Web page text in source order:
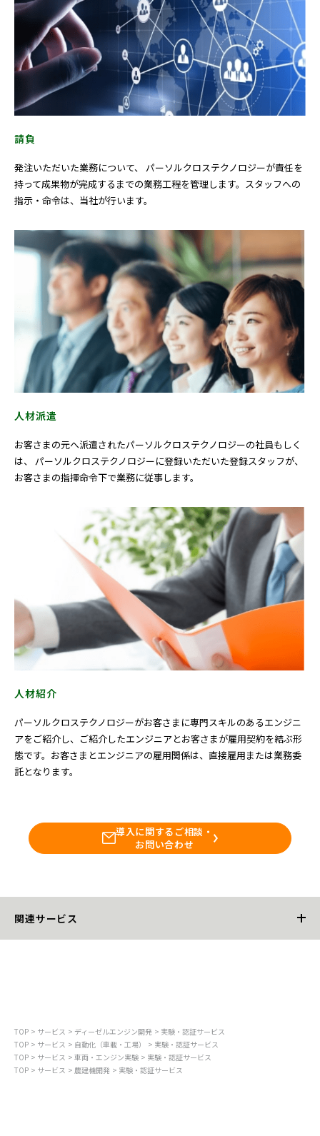
関連サービス
実験・認証サービス
請負
発注いただいた業務について、 パーソルクロステクノロジーが責任を
持って成果物が完成するまでの業務工程を管理します。スタッフへの
指示・命令は、当社が行います。
人材派遣
お客さまの元へ派遣されたパーソルクロステクノロジーの社員もしく
は、 パーソルクロステクノロジーに登録いただいた登録スタッフが、
お客さまの指揮命令下で業務に従事します。
人材紹介
パーソルクロステクノロジーがお客さまに専門スキルのあるエンジニ
アをご紹介し、ご紹介したエンジニアとお客さまが雇用契約を結ぶ形
態です。お客さまとエンジニアの雇用関係は、直接雇用または業務委
託となります。
導入に関するご相談・
お問い合わせ
TOP サービス ディーゼルエンジン開発
実験・認証サービス
TOP
サービス 自動化（車載・工場）
実験・認証サービス
TOP
サービス 車両・エンジン実験
実験・認証サービス
TOP
サービス 農建機開発 実験・認証サービス